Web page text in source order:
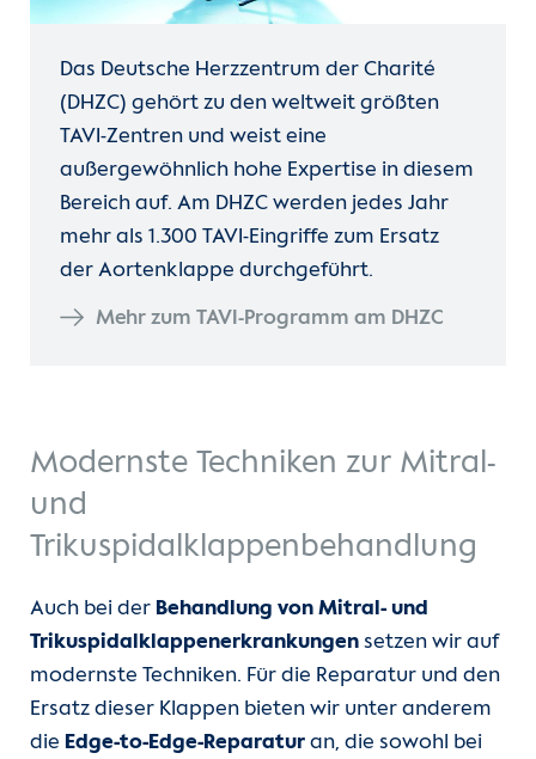
Das Deutsche Herzzentrum der Charité
(DHZC) gehört zu den weltweit größten
TAVI-Zentren und weist eine
außergewöhnlich hohe Expertise in diesem
Bereich auf. Am DHZC werden jedes Jahr
mehr als 1.300 TAVI-Eingriffe zum Ersatz
der Aortenklappe durchgeführt.
Mehr zum TAVI-Programm am DHZC
Modernste Techniken zur Mitral-
und
Trikuspidalklappenbehandlung
Auch bei der Behandlung von Mitral- und
Trikuspidalklappenerkrankungen setzen wir auf
modernste Techniken. Für die Reparatur und den
Ersatz dieser Klappen bieten wir unter anderem
die Edge-to-Edge-Reparatur an, die sowohl bei